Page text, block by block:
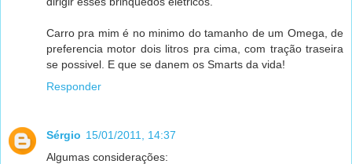
Carro pra mim é no minimo do tamanho de um Omega, de
preferencia motor dois litros pra cima, com tração traseira
se possivel. E que se danem os Smarts da vida!
Responder
Sérgio 15/01/2011, 14:37
Algumas considerações: